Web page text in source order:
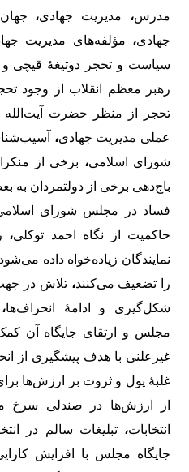
مدرس، مدیریت جهادی،
جهادی، مؤلفه‌های مدیریت
سیاست و تحجر دوتیغۀ قیچی
رهبر معظم انقلاب از وجود
تحجر از منظر حضرت آیت‌الله
عملی مدیریت جهادی،
شورای اسلامی، برخی از
باج‌دهی برخی از دولتمردان به
فساد در مجلس شورای
حاکمیت از نگاه احمد توکلی،
نمایندگان زیاده‌خواه داده می‌شود
را تضعیف می‌کنند،تلاش در
شکل‌گیری و ادامۀ انحراف‌ها،
مجلس و ارتقای جایگاه آن
غیرعلنی با هدف پیشگیری از
غلبۀ پول و ثروت بر ارزش‌ها
از ارزش‌ها در صندلی سرخ
انتخابات،تبلیغات سالم در
جایگاه مجلس با افزایش